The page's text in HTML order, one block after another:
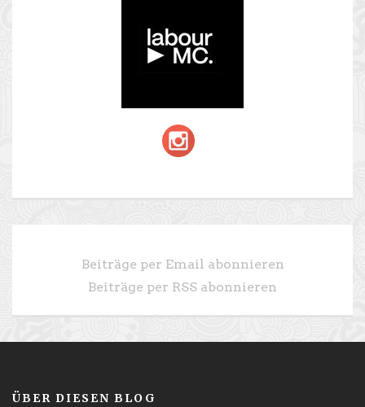
Beiträge per Email abonnieren
Beiträge per RSS abonnieren
ÜBER DIESEN BLOG